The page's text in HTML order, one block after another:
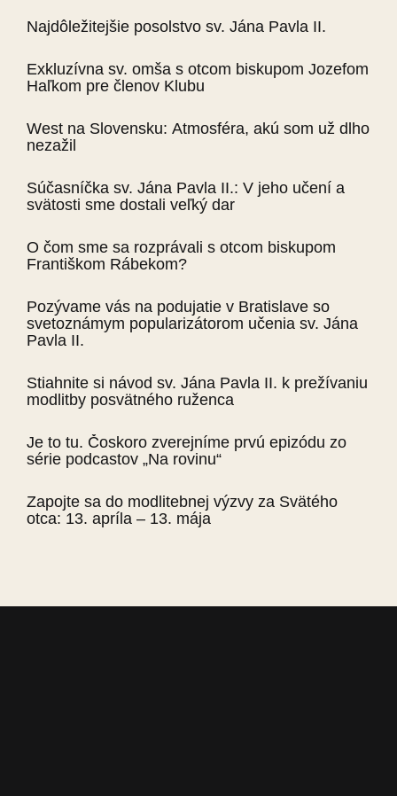
Najdôležitejšie posolstvo sv. Jána Pavla II.
Exkluzívna sv. omša s otcom biskupom Jozefom
Haľkom pre členov Klubu
West na Slovensku: Atmosféra, akú som už dlho
nezažil
Súčasníčka sv. Jána Pavla II.: V jeho učení a
svätosti sme dostali veľký dar
O čom sme sa rozprávali s otcom biskupom
Františkom Rábekom?
Pozývame vás na podujatie v Bratislave so
svetoznámym popularizátorom učenia sv. Jána
Pavla II.
Stiahnite si návod sv. Jána Pavla II. k prežívaniu
modlitby posvätného ruženca
Je to tu. Čoskoro zverejníme prvú epizódu zo
série podcastov „Na rovinu“
Zapojte sa do modlitebnej výzvy za Svätého
otca: 13. apríla – 13. mája